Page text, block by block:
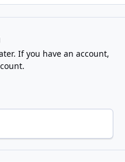
If you have an account,